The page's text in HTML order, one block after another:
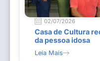
02/07/2026
Casa de Cultura
da pessoa idosa
Leia Mais